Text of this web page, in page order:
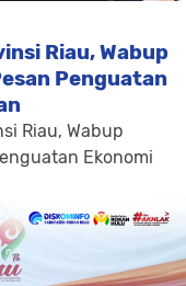
Riau, Wabup
Penguatan
Riau, Wabup
Ekonomi